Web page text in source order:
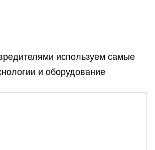
используем самые
и оборудование